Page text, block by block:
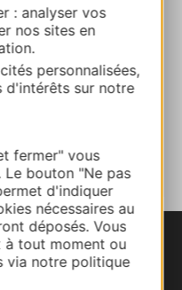
: analyser vos
nos sites en
personnalisées,
d'intérêts sur notre
fermer" vous
bouton "Ne pas
d'indiquer
nécessaires au
déposés. Vous
tout moment ou
via notre politique